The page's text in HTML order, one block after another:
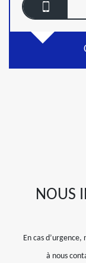
NOUS
En cas
à nous